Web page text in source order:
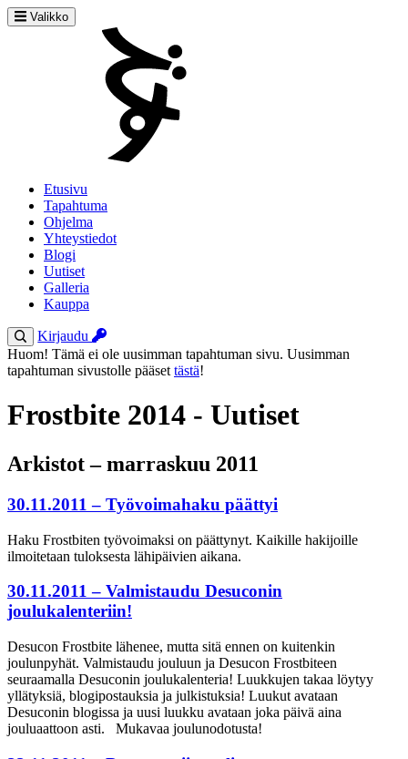
Valikko
Etusivu
Tapahtuma
Ohjelma
Yhteystiedot
Blogi
Uutiset
Galleria
Kauppa
Kirjaudu
Huom! Tämä ei ole uusimman tapahtuman sivu. Uusimman
tapahtuman sivustolle pääset tästä!
Frostbite 2014 - Uutiset
Arkistot – marraskuu 2011
30.11.2011 – Työvoimahaku päättyi
Haku Frostbiten työvoimaksi on päättynyt. Kaikille hakijoille
ilmoitetaan tuloksesta lähipäivien aikana.
30.11.2011 – Valmistaudu Desuconin
joulukalenteriin!
Desucon Frostbite lähenee, mutta sitä ennen on kuitenkin
joulunpyhät. Valmistaudu jouluun ja Desucon Frostbiteen
seuraamalla Desuconin joulukalenteria! Luukkujen takaa löytyy
yllätyksiä, blogipostauksia ja julkistuksia! Luukut avataan
Desuconin blogissa ja uusi luukku avataan joka päivä aina
jouluaattoon asti. Mukavaa joulunodotusta!